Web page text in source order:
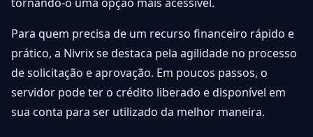
tornando-o uma opção mais acessível.
Para quem precisa de um recurso financeiro rápido e
prático, a Nivrix se destaca pela agilidade no processo
de solicitação e aprovação. Em poucos passos, o
servidor pode ter o crédito liberado e disponível em
sua conta para ser utilizado da melhor maneira.